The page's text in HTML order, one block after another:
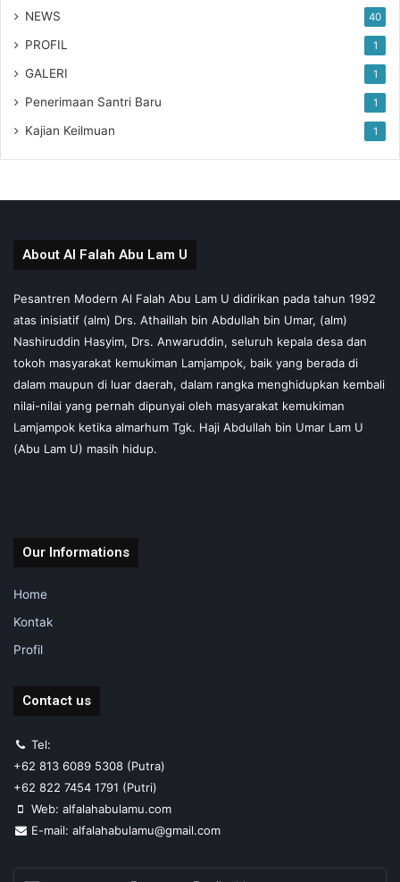
NEWS 40
PROFIL 1
GALERI 1
Penerimaan Santri Baru 1
Kajian Keilmuan 1
About Al Falah Abu Lam U
Pesantren Modern Al Falah Abu Lam U didirikan pada tahun 1992
atas inisiatif (alm) Drs. Athaillah bin Abdullah bin Umar, (alm)
Nashiruddin Hasyim, Drs. Anwaruddin, seluruh kepala desa dan
tokoh masyarakat kemukiman Lamjampok, baik yang berada di
dalam maupun di luar daerah, dalam rangka menghidupkan kembali
nilai-nilai yang pernah dipunyai oleh masyarakat kemukiman
Lamjampok ketika almarhum Tgk. Haji Abdullah bin Umar Lam U
(Abu Lam U) masih hidup.
Our Informations
Home
Kontak
Profil
Contact us
Tel:
+62 813 6089 5308 (Putra)
+62 822 7454 1791 (Putri)
Web: alfalahabulamu.com
E-mail: alfalahabulamu@gmail.com